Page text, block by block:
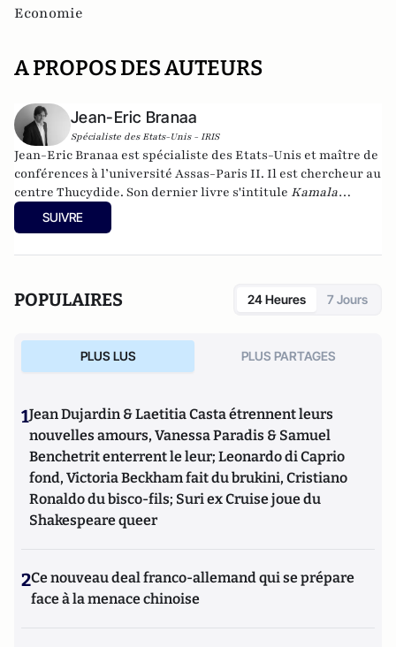
Economie
A PROPOS DES AUTEURS
Jean-Eric Branaa
Spécialiste des Etats-Unis - IRIS
Jean-Eric Branaa est spécialiste des Etats-Unis et maître de
conférences à l’université Assas-Paris II. Il est chercheur au
centre Thucydide. Son dernier livre s'intitule Kamala
Harris, l'Amérique du futur
collection Chronos, poche, 2024). Il est également l'auteur de
divisée(Privat, 2017),
1968: Quand l'Amérique
2018),Joe Biden : le 3e mandat de Barack Obama
biographie de Joe Biden
(Nouveau Monde, 2020) et
Géopolitique des Etats-Unis(Puf, 2022).
SUIVRE
POPULAIRES 24 Heures 7 Jours
PLUS LUS PLUS PARTAGES
1Jean Dujardin & Laetitia Casta étrennent leurs
nouvelles amours, Vanessa Paradis & Samuel
Benchetrit enterrent le leur; Leonardo di Caprio
fond, Victoria Beckham fait du brukini, Cristiano
Ronaldo du bisco-fils; Suri ex Cruise joue du
Shakespeare queer
2Ce nouveau deal franco-allemand qui se prépare
face à la menace chinoise